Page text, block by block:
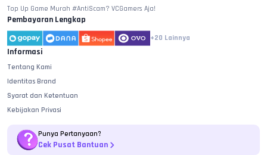
Top Up Game Murah #AntiScam? VCGamers Aja!
Pembayaran Lengkap
+20 Lainnya
Informasi
Tentang Kami
Identitas Brand
Syarat dan Ketentuan
Kebijakan Privasi
Punya Pertanyaan?
Cek Pusat Bantuan